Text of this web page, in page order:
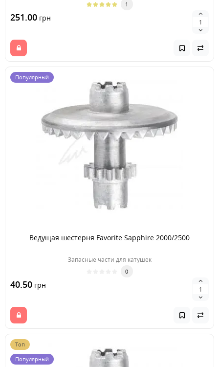
1
251.00 грн
Популярный
Ведущая шестерня Favorite Sapphire 2000/2500
Запасные части для катушек
0
40.50 грн
Топ
Популярный